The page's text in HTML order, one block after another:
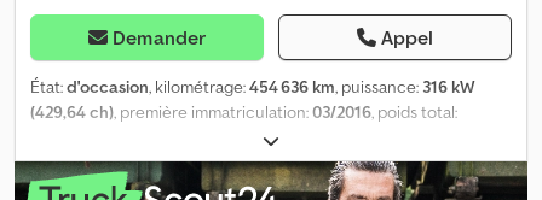
Demander Appel
État:d'occasion, kilométrage:454 636 km, puissance: 316 kW
(429,64 ch), première immatriculation:03/2016, poids total:
, dimension des pneus:-
type d'engrenage:automatique, classe d'émission:Euro 6, Année
de construction:2016 , RETARDER WIR SPRECHEN DEUTSCH WE